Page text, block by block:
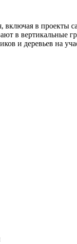
включая в
в вертикальные
и деревьев на